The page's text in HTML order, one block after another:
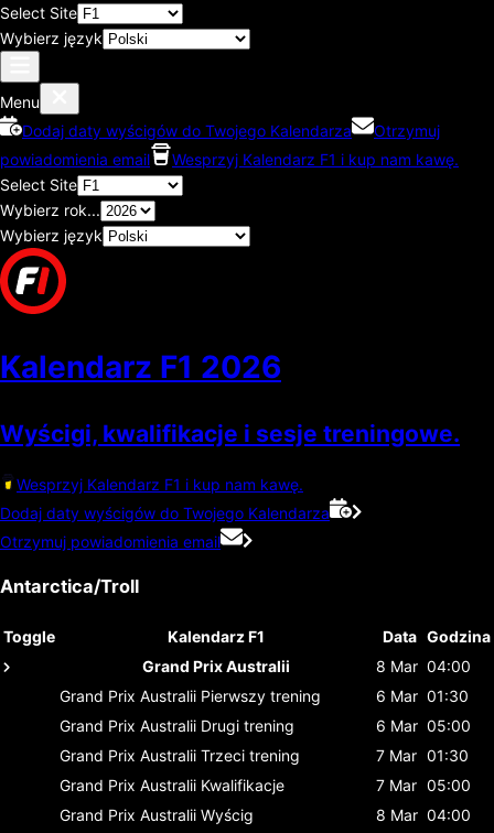
Select Site
Wybierz język
Menu
Dodaj daty wyścigów do Twojego Kalendarza
Otrzymuj
powiadomienia email
Wesprzyj Kalendarz F1 i kup nam kawę.
Select Site
Wybierz rok...
Wybierz język
Kalendarz F1 2026
Wyścigi, kwalifikacje i sesje treningowe.
Wesprzyj Kalendarz F1 i kup nam kawę.
Dodaj daty wyścigów do Twojego Kalendarza
Otrzymuj powiadomienia email
Antarctica/Troll
Toggle Kalendarz F1 Data Godzina
Grand Prix Australii
8 Mar 04:00
Grand Prix Australii Pierwszy trening 6 Mar 01:30
Grand Prix Australii Drugi trening 6 Mar 05:00
Grand Prix Australii Trzeci trening 7 Mar 01:30
Grand Prix Australii Kwalifikacje 7 Mar 05:00
Grand Prix Australii Wyścig 8 Mar 04:00